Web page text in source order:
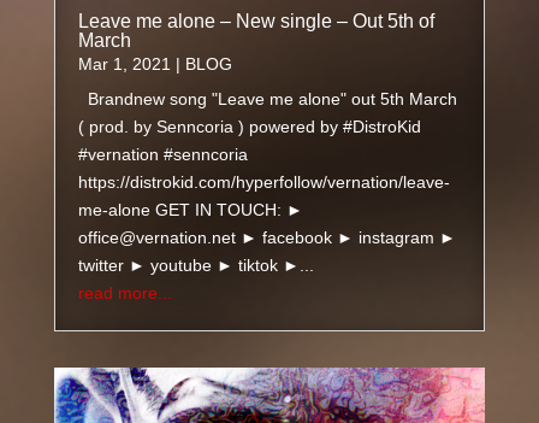
Leave me alone – New single – Out 5th of
March
Mar 1, 2021| BLOG
Brandnew song "Leave me alone" out 5th March
( prod. by Senncoria ) powered by #DistroKid
#vernation #senncoria
https://distrokid.com/hyperfollow/vernation/leave-
me-alone GET IN TOUCH: ►
office@vernation.net ► facebook ► instagram ►
twitter ► youtube ► tiktok ►...
read more...